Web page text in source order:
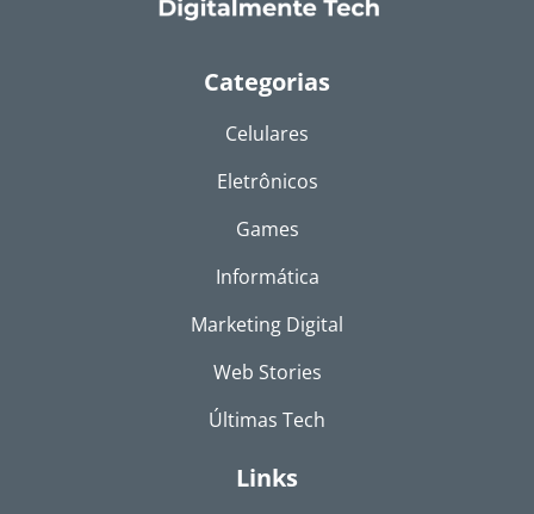
Categorias
Celulares
Eletrônicos
Games
Informática
Marketing Digital
Web Stories
Últimas Tech
Links